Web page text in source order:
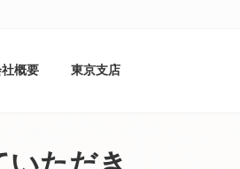
概要 東京支店